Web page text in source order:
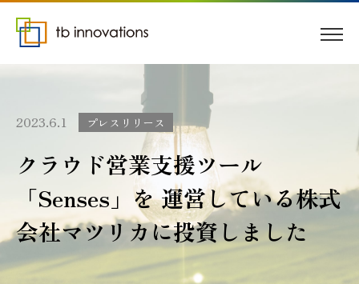
2023.6.1 プレスリリース
クラウド営業支援ツール
「Senses」を 運営している株式
会社マツリカに投資しました